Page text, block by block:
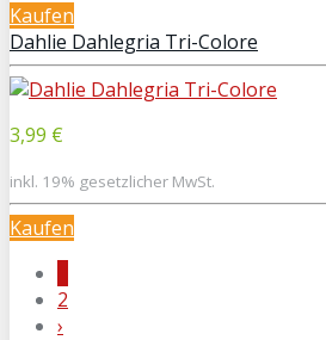
Kaufen
Dahlie Dahlegria Tri-Colore
3,99 €
inkl. 19% gesetzlicher MwSt.
Kaufen
2
›